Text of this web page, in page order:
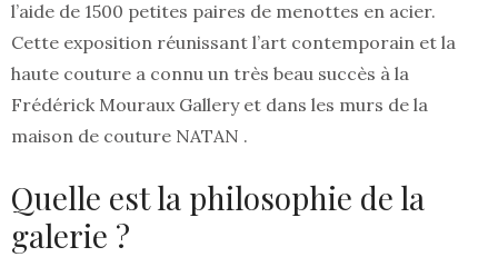
l’aide de 1500 petites paires de menottes en acier.
Cette exposition réunissant l’art contemporain et la
haute couture a connu un très beau succès à la
Frédérick Mouraux Gallery et dans les murs de la
maison de couture NATAN .
Quelle est la philosophie de la
galerie ?